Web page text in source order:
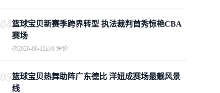
04篮球宝贝新赛季跨界转型 执法裁判首秀惊艳CBA
赛场
2026-06-12 0 评论
05篮球宝贝热舞助阵广东德比 洋妞成赛场最靓风景
线